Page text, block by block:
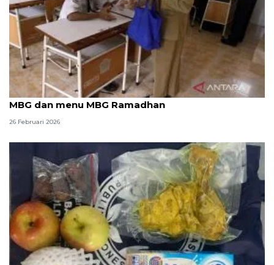
Humaniora kemarin, zakat tak digunakan untuk
MBG dan menu MBG Ramadhan
26 Februari 2026